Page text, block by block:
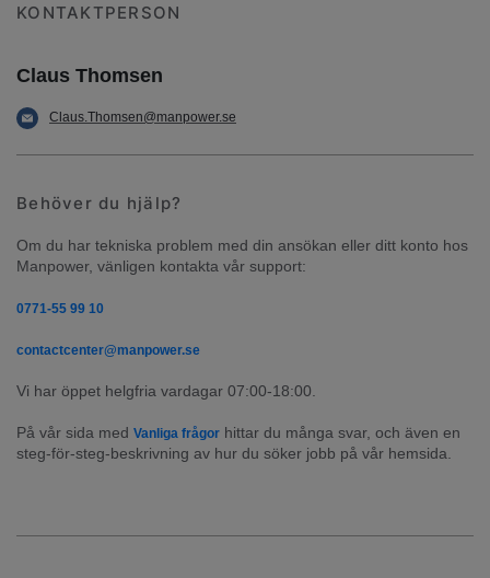
KONTAKTPERSON
Claus Thomsen
Claus.Thomsen@manpower.se
Behöver du hjälp?
Om du har tekniska problem med din ansökan eller ditt konto hos
Manpower, vänligen kontakta vår support:
0771-55 99 10
contactcenter@manpower.se
Vi har öppet helgfria vardagar 07:00-18:00.
På vår sida med Vanliga frågor hittar du många svar, och även en
steg-för-steg-beskrivning av hur du söker jobb på vår hemsida.